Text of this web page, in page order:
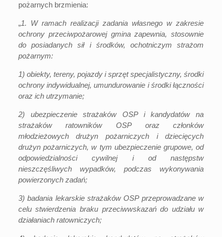
pożarnych brzmienia:
„1. W ramach realizacji zadania własnego w zakresie
ochrony przeciwpożarowej gmina zapewnia, stosownie
do posiadanych sił i środków, ochotniczym strażom
pożarnym:
1) obiekty, tereny, pojazdy i sprzęt specjalistyczny, środki
ochrony indywidualnej, umundurowanie i środki łączności
oraz ich utrzymanie;
2) ubezpieczenie strażaków OSP i kandydatów na
strażaków ratowników OSP oraz członków
młodzieżowych drużyn pożarniczych i dziecięcych
drużyn pożarniczych, w tym ubezpieczenie grupowe, od
odpowiedzialności cywilnej i od następstw
nieszczęśliwych wypadków, podczas wykonywania
powierzonych zadań;
3) badania lekarskie strażaków OSP przeprowadzane w
celu stwierdzenia braku przeciwwskazań do udziału w
działaniach ratowniczych;